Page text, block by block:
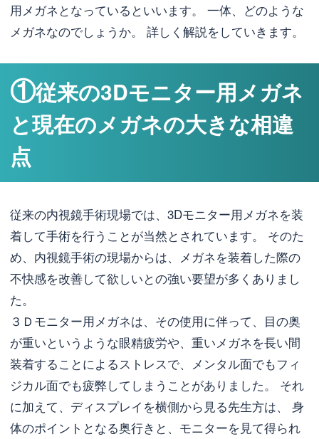
用メガネとなっているといいます。 一体、どのような
メガネなのでしょうか。 詳しく解説をしていきます。
①従来の3Dモニター用メガネ
と現在のメガネの大きな相違
点
従来の内視鏡手術現場では、3Dモニター用メガネを装
着して手術を行うことが当然とされています。 そのた
め、内視鏡手術の現場からは、メガネを装着した際の
不快感を改善して欲しいとの強い要望が多くありまし
た。
３Ｄモニター用メガネは、その使用に伴って、目の奥
が重いというような眼精疲労や、重いメガネを長い間
装着することによるストレスで、メンタル面でもフィ
ジカル面でも疲弊してしまうことがありました。 それ
に加えて、ディスプレイを横側から見る先生方は、 身
体のポイントとなる奥行きと、モニターを見て得られ